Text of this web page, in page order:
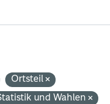
Ortsteil
und Wahlen